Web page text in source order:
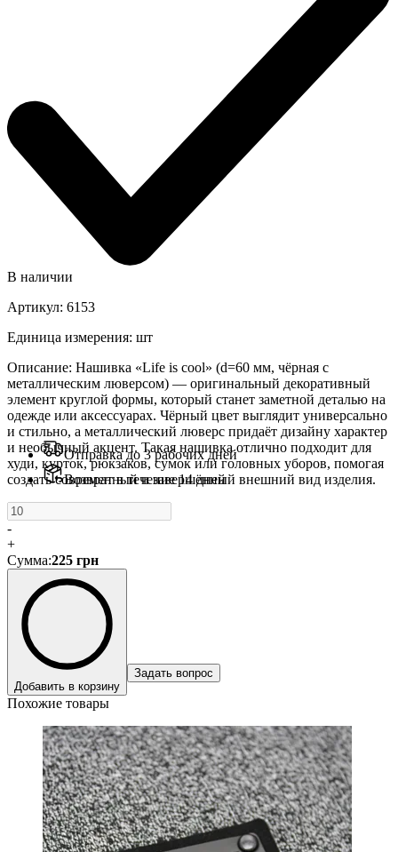
В наличии
Артикул: 6153
Единица измерения: шт
Описание: Нашивка «Life is cool» (d=60 мм, чёрная с
металлическим люверсом) — оригинальный декоративный
элемент круглой формы, который станет заметной деталью на
одежде или аксессуарах. Чёрный цвет выглядит универсально
и стильно, а металлический люверс придаёт дизайну характер
и необычный акцент. Такая нашивка отлично подходит для
худи, курток, рюкзаков, сумок или головных уборов, помогая
создать современный и завершённый внешний вид изделия.
Отправка до 3 рабочих дней
Возврат в течение 14 дней
-
+
Сумма:225 грн
Добавить в корзину
Задать вопрос
Похожие товары